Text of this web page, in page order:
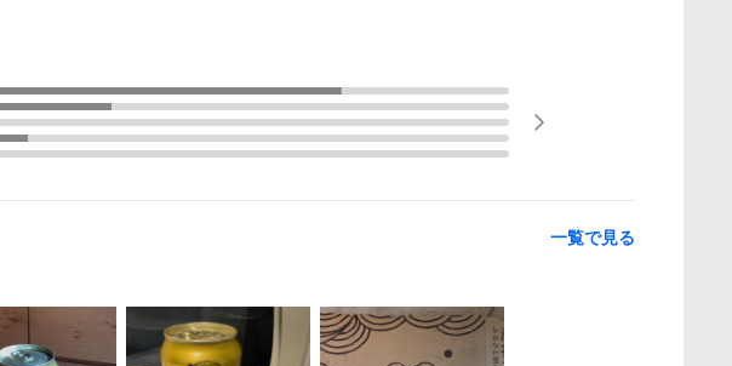
一覧で見る